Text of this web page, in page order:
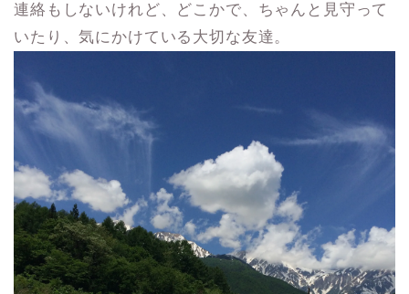
連絡もしないけれど、どこかで、ちゃんと見守って
いたり、気にかけている大切な友達。